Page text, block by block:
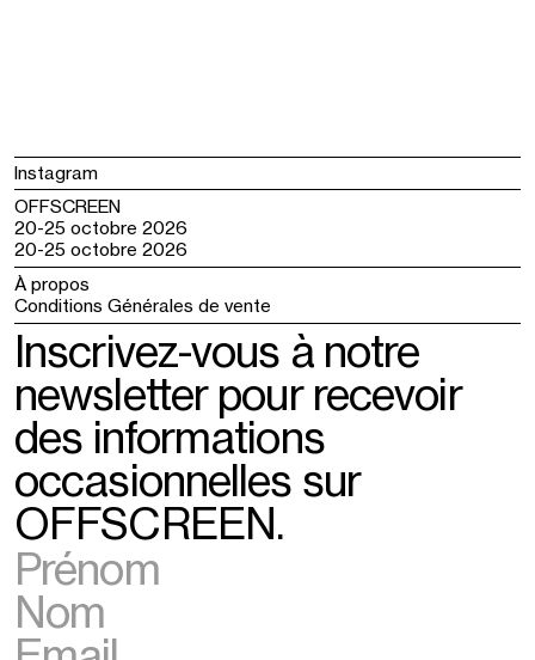
Instagram
OFFSCREEN
20-25 octobre 2026
20-25 octobre 2026
À propos
Conditions Générales de vente
Inscrivez-vous à notre
newsletter pour recevoir
des informations
occasionnelles sur
OFFSCREEN.